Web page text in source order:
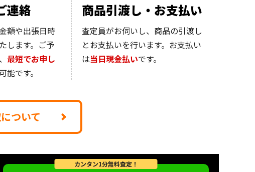
連絡
額や出張日時
します。ご予
最短でお申し
能です。
商品引渡し・お支払い
査定員がお伺いし、商品の引渡し
とお支払いを行います。お支払い
は当日現金払いです。
ついて
カンタン1分無料査定！